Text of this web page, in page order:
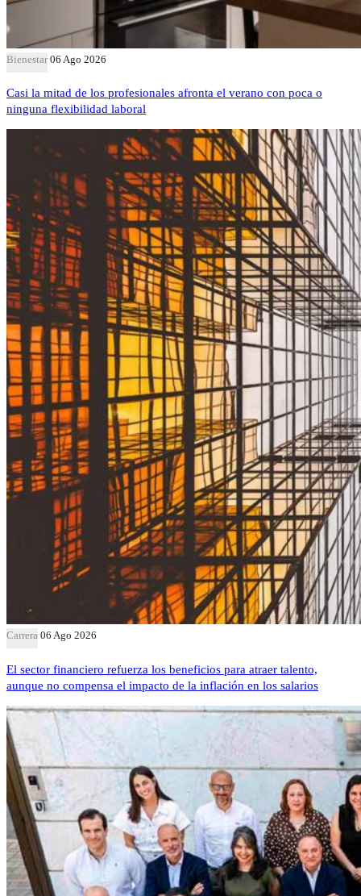
Bienestar 06 Ago 2026
Casi la mitad de los profesionales afronta el verano con poca o
ninguna flexibilidad laboral
Carrera 06 Ago 2026
El sector financiero refuerza los beneficios para atraer talento,
aunque no compensa el impacto de la inflación en los salarios